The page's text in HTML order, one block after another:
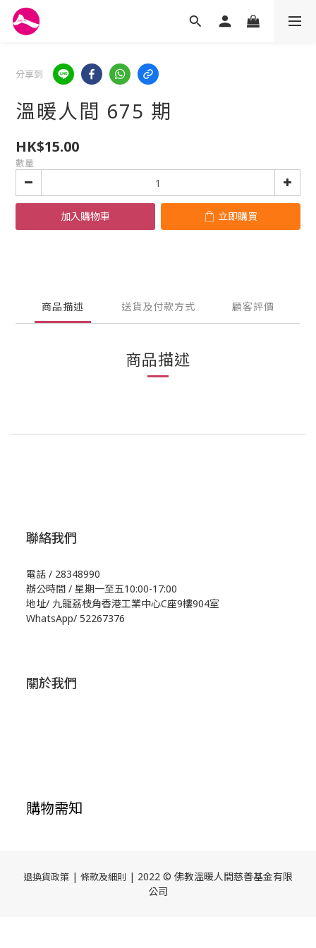
分享到
溫暖人間 675 期
HK$15.00
數量
加入購物車 立即購買
商品描述 送貨及付款方式 顧客評價
商品描述
聯絡我們
電話 / 28348990
辦公時間 / 星期一至五10:00-17:00
地址/ 九龍荔枝角香港工業中心C座9樓904室
WhatsApp/ 52267376
關於我們
購物需知
退換貨政策 | 條款及細則 | 2022 © 佛教溫暖人間慈善基金有限
公司